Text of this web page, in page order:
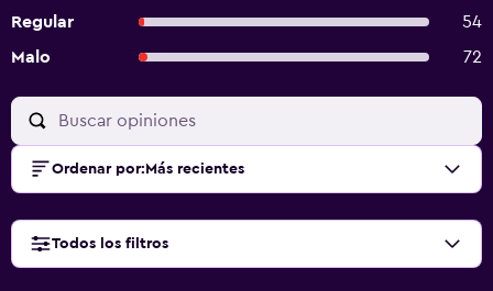
Regular
54
Malo
72
Ordenar por: Más recientes
Todos los filtros